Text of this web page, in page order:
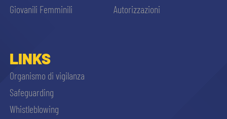
Giovanili Femminili
Autorizzazioni
LINKS
Organismo di vigilanza
Safeguarding
Whistleblowing